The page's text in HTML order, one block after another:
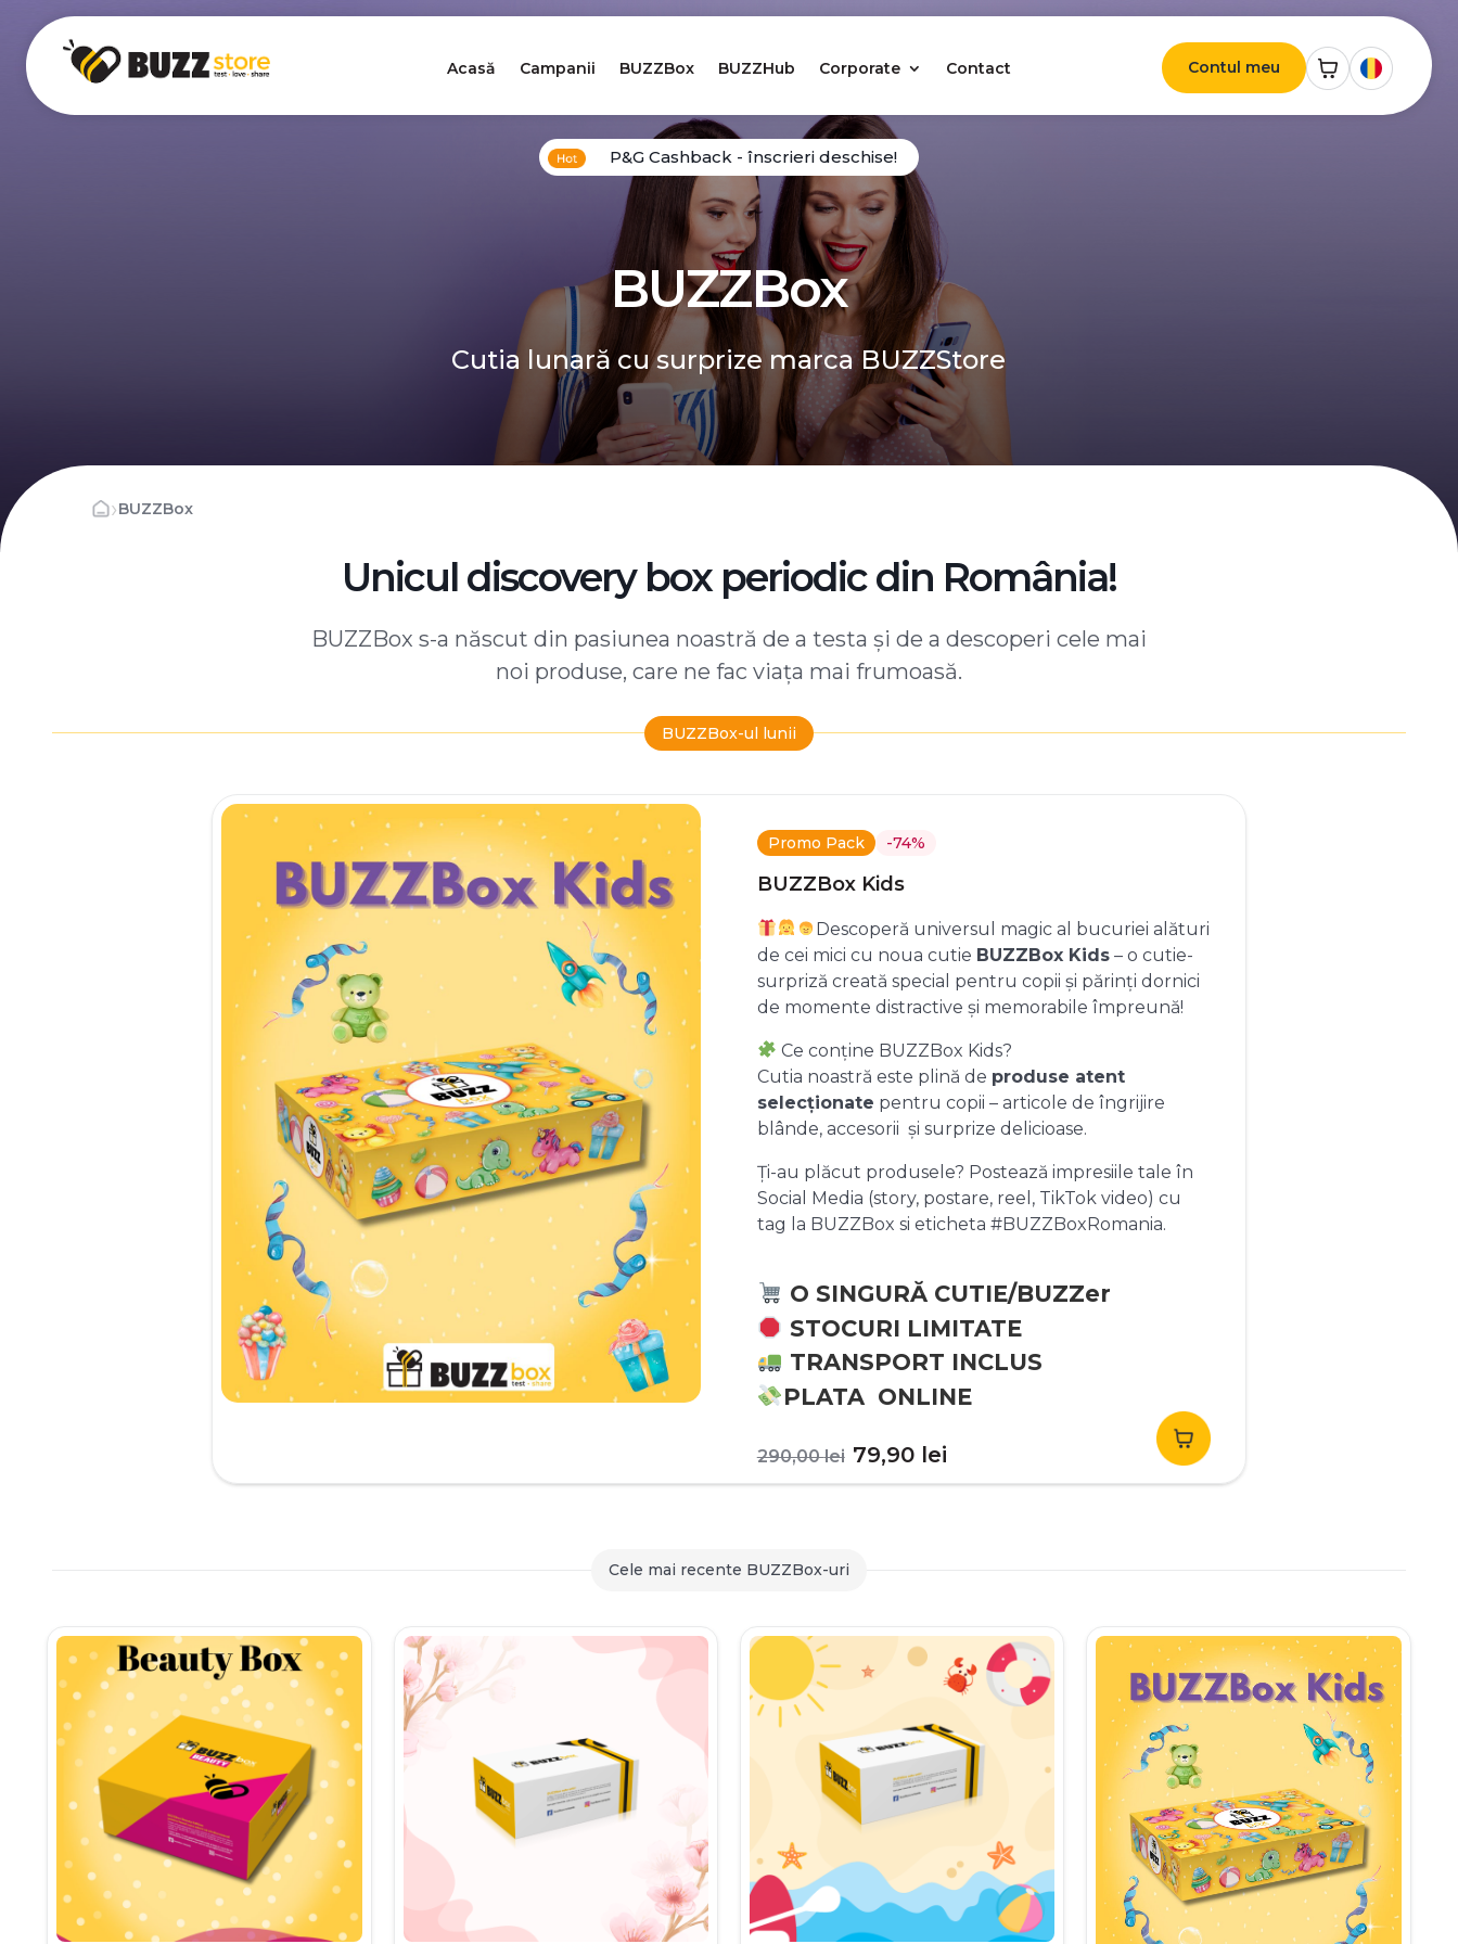
Acasă Campanii BUZZBox BUZZHub Corporate Contact Contul meu
P&G Cashback - înscrieri deschise!
BUZZBox
Cutia lunară cu surprize marca BUZZStore
›BUZZBox
Unicul discovery box periodic din România!
BUZZBox s-a născut din pasiunea noastră de a testa și de a descoperi cele mai
noi produse, care ne fac viața mai frumoasă.
BUZZBox-ul lunii
Promo Pack -74%
BUZZBox Kids
Descoperă universul magic al bucuriei alături
de cei mici cu noua cutie BUZZBox Kids– o cutie-
surpriză creată special pentru copii și părinți dornici
de momente distractive și memorabile împreună!
Ce conține BUZZBox Kids?
Cutia noastră este plină de produse atent
selecționate pentru copii – articole de îngrijire
blânde, accesorii și surprize delicioase.
Ți-au plăcut produsele? Postează impresiile tale în
Social Media (story, postare, reel, TikTok video) cu
tag la BUZZBox si eticheta #BUZZBoxRomania.
O SINGURĂ CUTIE/BUZZer
STOCURI LIMITATE
TRANSPORT INCLUS
PLATA ONLINE
290,00lei Prețul
inițial
79,90 leiPrețul
curent
Cele mai recente BUZZBox-uri